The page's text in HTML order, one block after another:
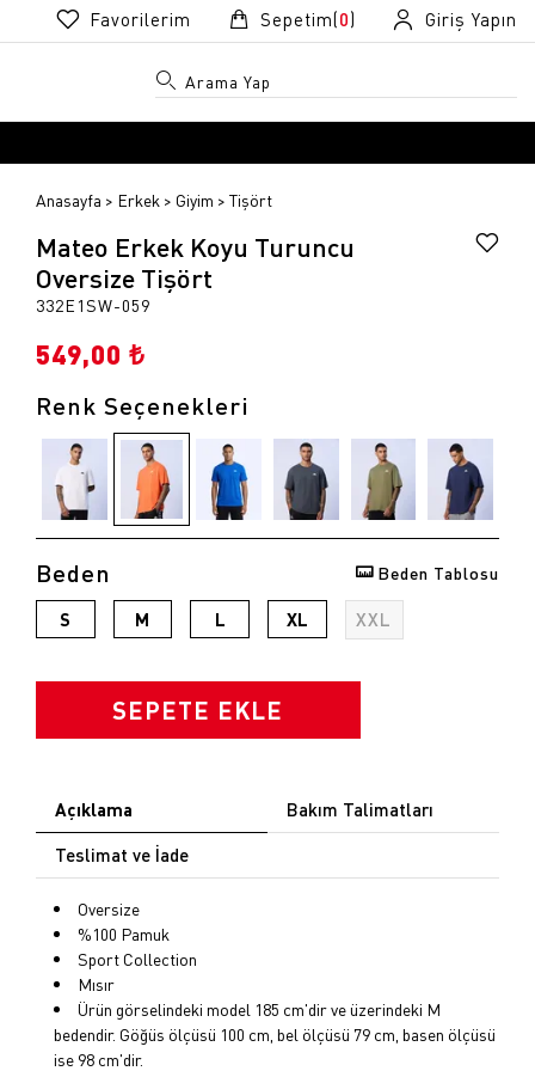
Favorilerim Sepetim(0) Giriş Yapın
Anasayfa Erkek Giyim Tişört
Mateo Erkek Koyu Turuncu
Oversize Tişört
332E1SW-059
549,00 ₺
Renk Seçenekleri
Beden Beden Tablosu
S M L XL XXL
SEPETE EKLE
Açıklama
Bakım Talimatları
Teslimat ve İade
Oversize
%100 Pamuk
Sport Collection
Mısır
Ürün görselindeki model 185 cm'dir ve üzerindeki M
bedendir. Göğüs ölçüsü 100 cm, bel ölçüsü 79 cm, basen ölçüsü
ise 98 cm'dir.